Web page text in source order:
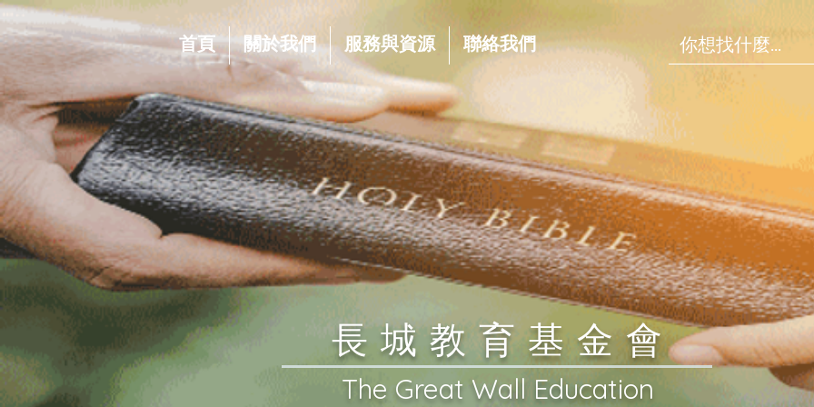
首頁 關於我們 服務與資源 聯絡我們
​長城教育基金會
​The Great Wall Education